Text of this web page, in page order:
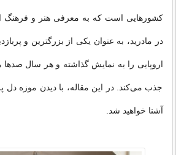
کشورهایی است که به معرفی هنر و فرهنگ
در مادرید، به عنوان یکی از بزرگترین و
اروپایی را به نمایش گذاشته و هر سال
جذب می‌کند. در این مقاله، با دیدن موزه دل
آشنا خواهید شد.